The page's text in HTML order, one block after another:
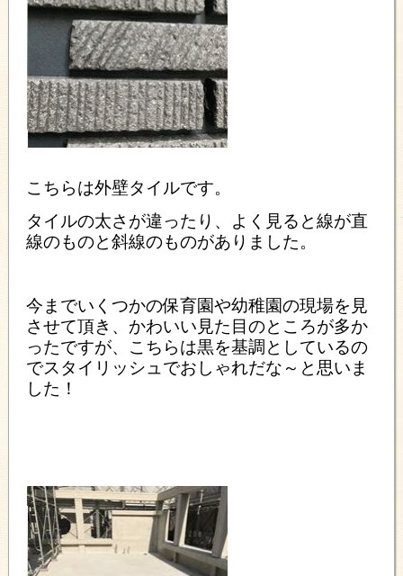
こちらは外壁タイルです。
タイルの太さが違ったり、よく見ると線が直
線のものと斜線のものがありました。
今までいくつかの保育園や幼稚園の現場を見
させて頂き、かわいい見た目のところが多か
ったですが、こちらは黒を基調としているの
でスタイリッシュでおしゃれだな～と思いま
した！